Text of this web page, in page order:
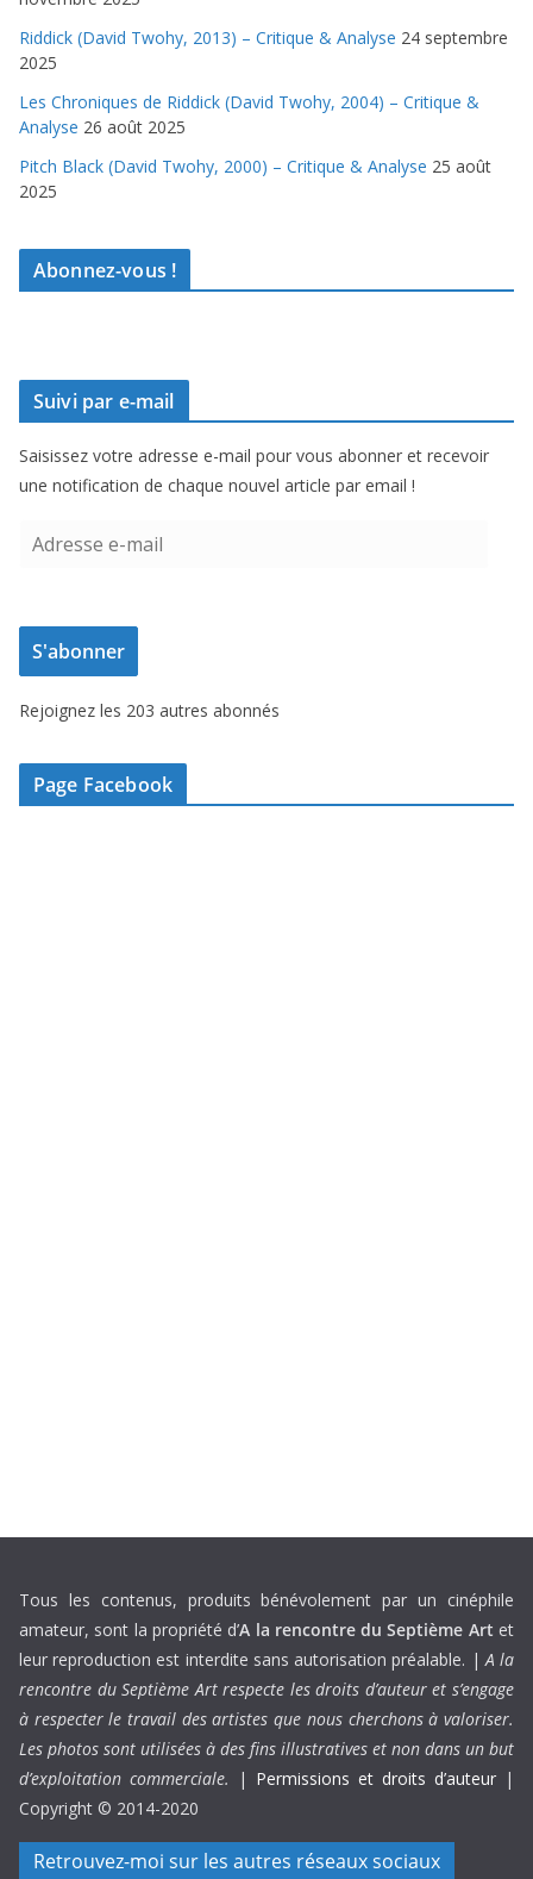
Riddick (David Twohy, 2013) – Critique & Analyse 24 septembre
2025
Les Chroniques de Riddick (David Twohy, 2004) – Critique &
Analyse 26 août 2025
Pitch Black (David Twohy, 2000) – Critique & Analyse 25 août
2025
Abonnez-vous !
Suivi par e-mail
Saisissez votre adresse e-mail pour vous abonner et recevoir
une notification de chaque nouvel article par email !
e
s
e
-
S'abonner
Rejoignez les 203 autres abonnés
Page Facebook
Tous les contenus, produits bénévolement par un cinéphile
amateur, sont la propriété d’A la rencontre du Septième Art et
leur reproduction est interdite sans autorisation préalable. |A la
rencontre du Septième Art respecte les droits d’auteur et s’engage
à respecter le travail des artistes que nous cherchons à valoriser.
Les photos sont utilisées à des fins illustratives et non dans un but
d’exploitation commerciale.
| Permissions et droits d’auteur |
Copyright © 2014-2020
Retrouvez-moi sur les autres réseaux sociaux